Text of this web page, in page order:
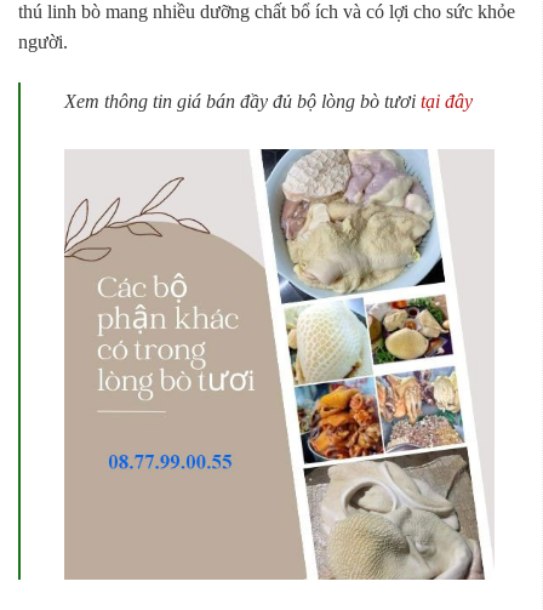
thú linh bò mang nhiều dưỡng chất bổ ích và có lợi cho sức khỏe
người.
Xem thông tin giá bán đầy đủ bộ lòng bò tươi tại đây